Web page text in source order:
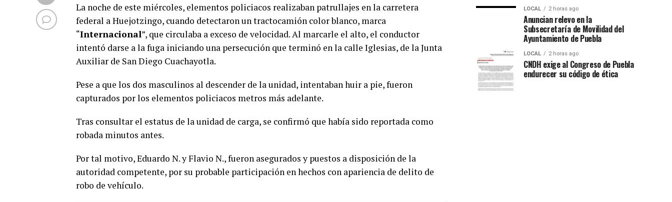
La noche de este miércoles, elementos policiacos realizaban patrullajes en la carretera
federal a Huejotzingo, cuando detectaron un tractocamión color blanco, marca
“Internacional”, que circulaba a exceso de velocidad. Al marcarle el alto, el conductor
intentó darse a la fuga iniciando una persecución que terminó en la calle Iglesias, de la Junta
Auxiliar de San Diego Cuachayotla.
Pese a que los dos masculinos al descender de la unidad, intentaban huir a pie, fueron
capturados por los elementos policiacos metros más adelante.
Tras consultar el estatus de la unidad de carga, se confirmó que había sido reportada como
robada minutos antes.
Por tal motivo, Eduardo N. y Flavio N., fueron asegurados y puestos a disposición de la
autoridad competente, por su probable participación en hechos con apariencia de delito de
robo de vehículo.
LOCAL 2 horas ago
Anuncian relevo en la
Subsecretaría de Movilidad del
Ayuntamiento de Puebla
LOCAL 2 horas ago
CNDH exige al Congreso de Puebla
endurecer su código de ética